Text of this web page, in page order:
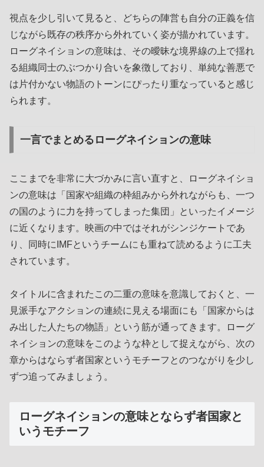
視点を少し引いて見ると、どちらの陣営も自分の正義を信
じながら既存の秩序から外れていく姿が描かれています。
ローグネイションの意味は、その曖昧な境界線の上で揺れ
る組織同士のぶつかり合いを象徴しており、単純な善悪で
は片付かない物語のトーンにぴったり重なっていると感じ
られます。
一言でまとめるローグネイションの意味
ここまでを非常に大づかみに言い直すと、ローグネイショ
ンの意味は「国家や組織の枠組みから外れながらも、一つ
の国のように力を持ってしまった集団」といったイメージ
に近くなります。映画の中ではそれがシンジケートであ
り、同時にIMFというチームにも重ねて読めるように工夫
されています。
タイトルに含まれたこの二重の意味を意識しておくと、一
見派手なアクションの連続に見える場面にも「国家からは
み出した人たちの物語」という筋が通ってきます。ローグ
ネイションの意味をこのような枠として捉えながら、次の
章からはならず者国家というモチーフとのつながりを少し
ずつ追ってみましょう。
ローグネイションの意味とならず者国家と
いうモチーフ